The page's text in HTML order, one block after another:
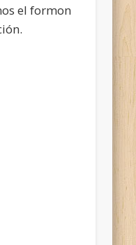
el formon